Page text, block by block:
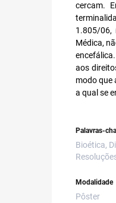
cercam.
1.805/06,
Médica,
aos
modo que
a qual se
Palavras-
Bioética,
Modalidade
Pôster